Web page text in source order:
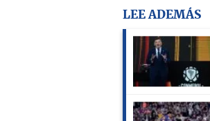
LEE ADEMÁS